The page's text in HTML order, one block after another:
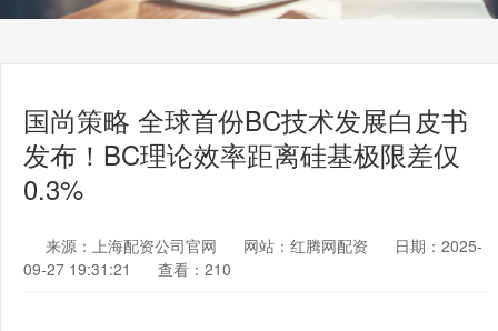
国尚策略 全球首份BC技术发展白皮书
发布！BC理论效率距离硅基极限差仅
0.3%
来源：上海配资公司官网 网站：红腾网配资
日期：2025-
09-27 19:31:21
查看：210